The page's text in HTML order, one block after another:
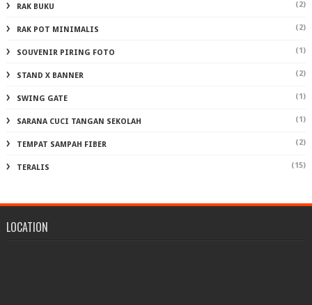
RAK BUKU (2)
RAK POT MINIMALIS (2)
SOUVENIR PIRING FOTO (1)
STAND X BANNER (2)
SWING GATE (1)
SARANA CUCI TANGAN SEKOLAH (1)
TEMPAT SAMPAH FIBER (2)
TERALIS (15)
LOCATION